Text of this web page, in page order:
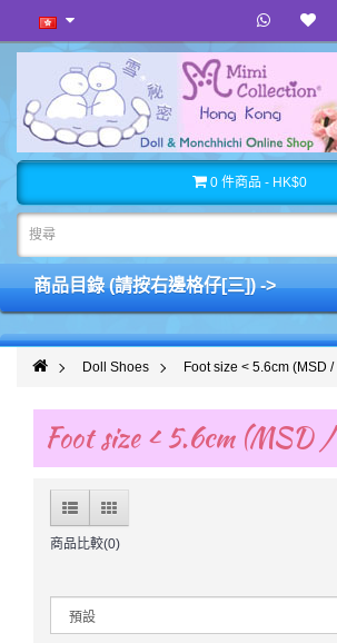
0 件商品 - HK$0
商品目錄 (請按右邊格仔[三]) ->
Doll Shoes Foot size < 5.6cm (MSD
Foot size < 5.6cm (MSD
商品比較(0)